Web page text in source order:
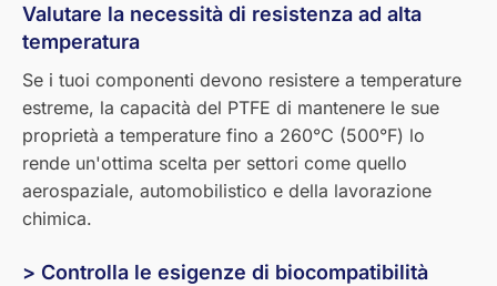
Valutare la necessità di resistenza ad alta
temperatura
Se i tuoi componenti devono resistere a temperature
estreme, la capacità del PTFE di mantenere le sue
proprietà a temperature fino a 260°C (500°F) lo
rende un'ottima scelta per settori come quello
aerospaziale, automobilistico e della lavorazione
chimica.
> Controlla le esigenze di biocompatibilità